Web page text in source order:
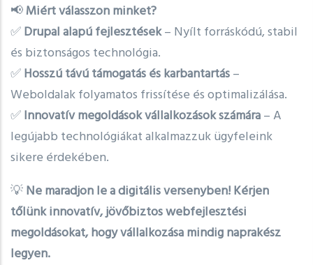
📢Miért válasszon minket?
✅Drupal alapú fejlesztések– Nyílt forráskódú, stabil
és biztonságos technológia.
✅Hosszú távú támogatás és karbantartás–
Weboldalak folyamatos frissítése és optimalizálása.
✅Innovatív megoldások vállalkozások számára– A
legújabb technológiákat alkalmazzuk ügyfeleink
sikere érdekében.
💡Ne maradjon le a digitális versenyben! Kérjen
tőlünk innovatív, jövőbiztos webfejlesztési
megoldásokat, hogy vállalkozása mindig naprakész
legyen.